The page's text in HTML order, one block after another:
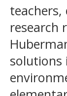
teachers,
research
solutions